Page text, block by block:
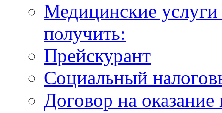
Медицинские
получить:
Прейскурант
Социальный
Договор на